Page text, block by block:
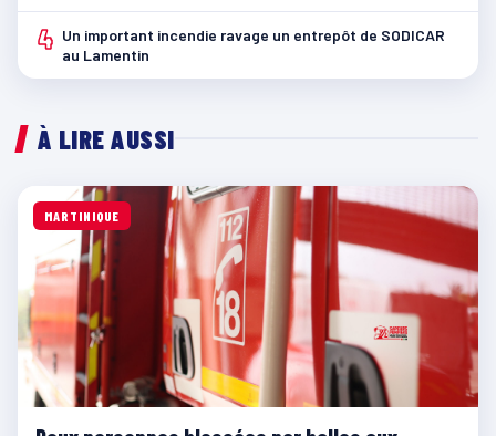
4 Un important incendie ravage un entrepôt de SODICAR
au Lamentin
À LIRE AUSSI
MARTINIQUE